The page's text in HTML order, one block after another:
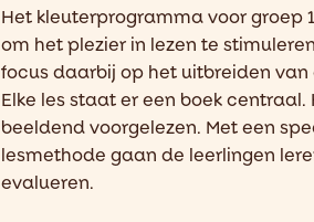
Het kleuterprogramma voor groep
om het plezier in lezen te stimuleren
focus daarbij op het uitbreiden van
Elke les staat er een boek
beeldend voorgelezen. Met een
lesmethode gaan de leerlingen
evalueren.